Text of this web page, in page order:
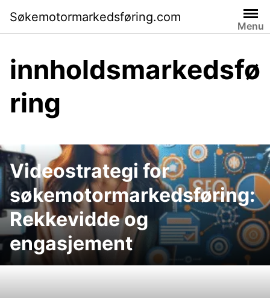
content
Søkemotormarkedsføring.com
Menu
innholdsmarkedsfø
ring
Videostrategi for
søkemotormarkedsføring:
Rekkevidde og
engasjement